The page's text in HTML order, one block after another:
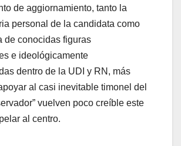
de aggiornamiento, tanto la
personal de la candidata como
de conocidas figuras
e ideológicamente
dentro de la UDI y RN, más
al casi inevitable timonel del
vuelven poco creíble este
al centro.